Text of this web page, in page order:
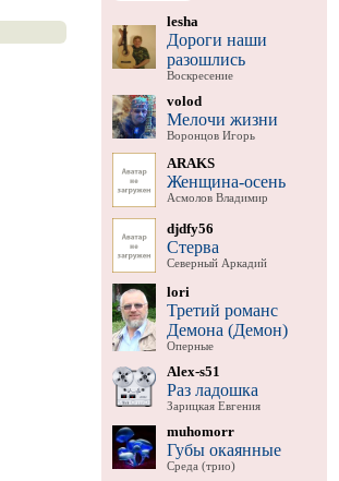
lesha
Дороги наши
разошлись
Воскресение
volod
Мелочи жизни
Воронцов Игорь
ARAKS
Женщина-осень
Асмолов Владимир
djdfy56
Стерва
Северный Аркадий
lori
Третий романс
Демона (Демон)
Оперные
Alex-s51
Раз ладошка
Зарицкая Евгения
muhomorr
Губы окаянные
Среда (трио)